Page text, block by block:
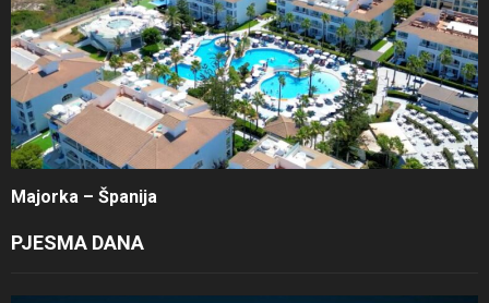
Majorka – Španija
PJESMA DANA